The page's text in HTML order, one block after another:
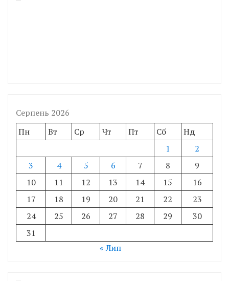
Серпень 2026
Пн
Вт Ср Чт Пт Сб
Нд
1
2
3
4 5 6 7 8
9
10
11 12 13 14 15
16
17
18 19 20 21 22
23
24
25 26 27 28 29
30
31
« Лип